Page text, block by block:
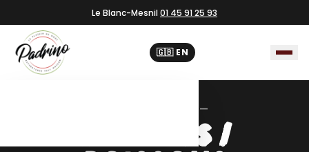
Le Blanc-Mesnil01 45 91 25 93
🇬🇧 EN
— CHEZ PADRINO —
DESSERTS /